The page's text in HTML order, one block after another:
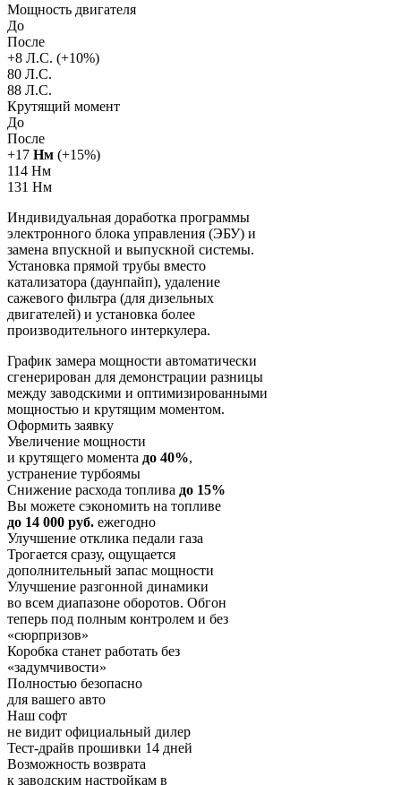
Мощность двигателя
До
После
+8 Л.С. (+10%)
80 Л.С.
88 Л.С.
Крутящий момент
До
После
+17 Нм (+15%)
114 Нм
131 Нм
Индивидуальная доработка программы
электронного блока управления (ЭБУ) и
замена впускной и выпускной системы.
Установка прямой трубы вместо
катализатора (даунпайп), удаление
сажевого фильтра (для дизельных
двигателей) и установка более
производительного интеркулера.
График замера мощности автоматически
сгенерирован для демонстрации разницы
между заводскими и оптимизированными
мощностью и крутящим моментом.
Оформить заявку
Увеличение мощности
и крутящего момента до 40%,
устранение турбоямы
Снижение расхода топлива до 15%
Вы можете сэкономить на топливе
до 14 000 руб. ежегодно
Улучшение отклика педали газа
Трогается сразу, ощущается
дополнительный запас мощности
Улучшение разгонной динамики
во всем диапазоне оборотов. Обгон
теперь под полным контролем и без
«сюрпризов»
Коробка станет работать без
«задумчивости»
Полностью безопасно
для вашего авто
Наш софт
не видит официальный дилер
Тест-драйв прошивки 14 дней
Возможность возврата
к заводским настройкам в